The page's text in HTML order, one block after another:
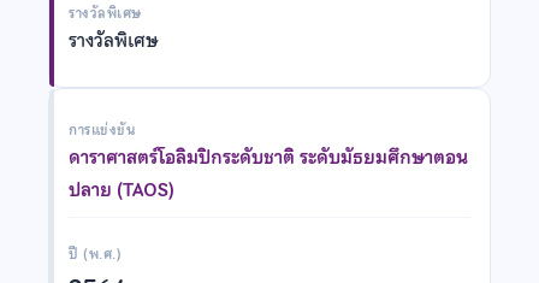
รางวัลพิเศษ
รางวัลพิเศษ
การแข่งขัน
ดาราศาสตร์โอลิมปิกระดับชาติ ระดับมัธยมศึกษาตอน
ปลาย (TAOS)
ปี (พ.ศ.)